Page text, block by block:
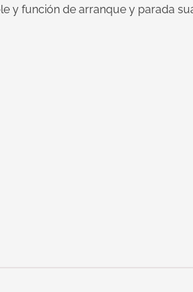
y función de arranque y parada